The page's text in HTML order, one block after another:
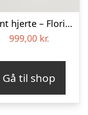
Åbent hjerte – Floristens kreative valg
999,00 kr.
Gå til shop